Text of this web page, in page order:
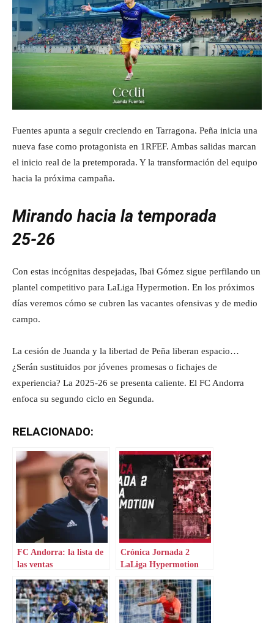
Fuentes apunta a seguir creciendo en Tarragona. Peña inicia una
nueva fase como protagonista en 1RFEF. Ambas salidas marcan
el inicio real de la pretemporada. Y la transformación del equipo
hacia la próxima campaña.
Mirando hacia la temporada
25‑26
Con estas incógnitas despejadas, Ibai Gómez sigue perfilando un
plantel competitivo para LaLiga Hypermotion. En los próximos
días veremos cómo se cubren las vacantes ofensivas y de medio
campo.
La cesión de Juanda y la libertad de Peña liberan espacio…
¿Serán sustituidos por jóvenes promesas o fichajes de
experiencia? La 2025‑26 se presenta caliente. El FC Andorra
enfoca su segundo ciclo en Segunda.
RELACIONADO:
FC Andorra: la lista de
las ventas
Crónica Jornada 2
LaLiga Hypermotion